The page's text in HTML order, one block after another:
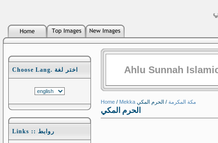
Choose Lang. اختر لغة
Links :: روابط
Ahlu Sunnah
Home / Mekka مكة المكرمة / الحرم المكي
الحرم المكي